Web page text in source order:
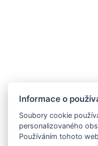
Informace o
Soubory cookie
personalizovaného
Používáním tohoto